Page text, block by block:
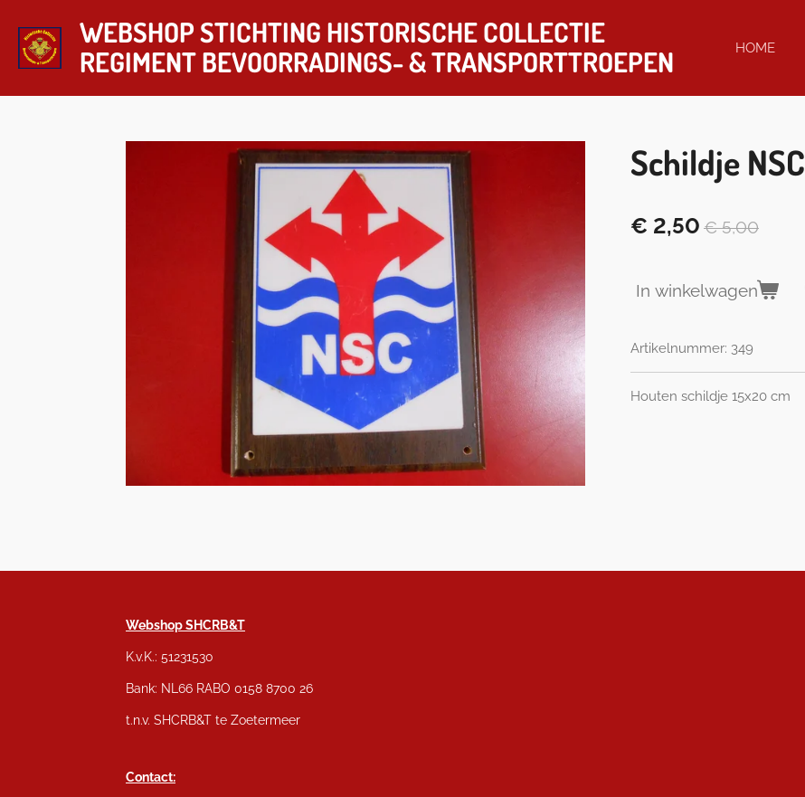
direct
naar
hoofdinhoud
WEBSHOP STICHTING HISTORISCHE COLLECTIE
REGIMENTBEVOORRADINGS-& TRANSPORTTROEPEN HOME
Schildje NSC
€ 2,50 € 5,00
In winkelwagen
Artikelnummer: 349
Houten schildje 15x20 cm
Webshop SHCRB&T
K.v.K.: 51231530
Bank: NL66 RABO 0158 8700 26
t.n.v. SHCRB&T te Zoetermeer
Contact: